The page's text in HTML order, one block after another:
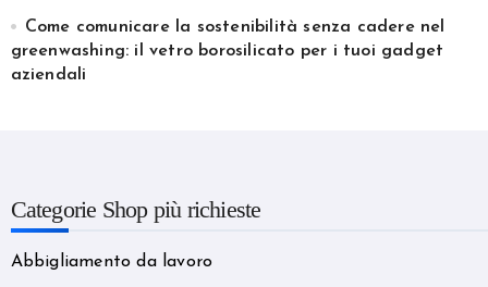
Come comunicare la sostenibilità senza cadere nel
greenwashing: il vetro borosilicato per i tuoi gadget
aziendali
Categorie Shop più richieste
Abbigliamento da lavoro